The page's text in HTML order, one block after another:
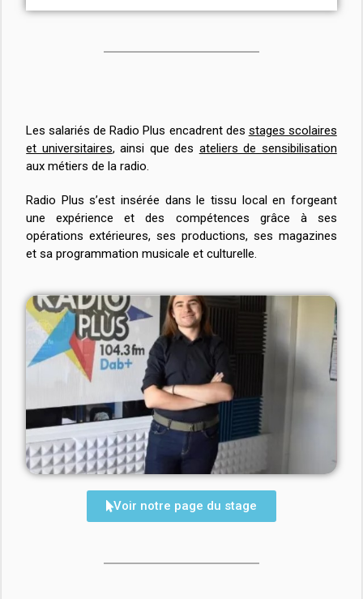
Les salariés de Radio Plus encadrent des stages scolaires
et universitaires, ainsi que des ateliers de sensibilisation
aux métiers de la radio.
Radio Plus s’est insérée dans le tissu local en forgeant
une expérience et des compétences grâce à ses
opérations extérieures, ses productions, ses magazines
et sa programmation musicale et culturelle.
Voir notre page du stage